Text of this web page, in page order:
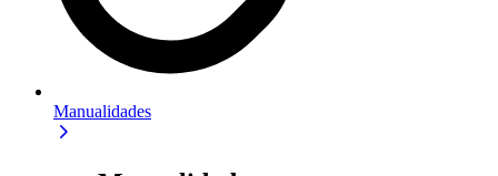
Manualidades